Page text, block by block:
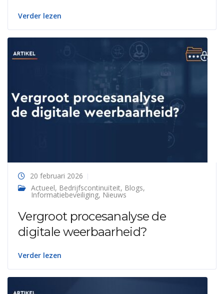
Verder lezen
20 februari 2026
Actueel, Bedrijfscontinuïteit, Blogs,
Informatiebeveiliging, Nieuws
Vergroot procesanalyse de
digitale weerbaarheid?
Verder lezen